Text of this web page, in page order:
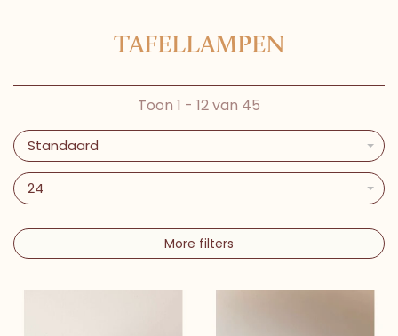
TAFELLAMPEN
Toon 1 - 12 van 45
Standaard
24
More filters